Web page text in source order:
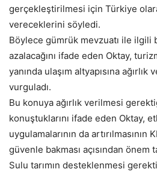
gerçekleştirilmesi için Türkiye
vereceklerini söyledi.
Böylece gümrük mevzuatı ile
azalacağını ifade eden Oktay,
yanında ulaşım altyapısına
vurguladı.
Bu konuya ağırlık verilmesi
konuştuklarını ifade eden Oktay,
uygulamalarının da artırılmasının
güvenle bakması açısından önem
Sulu tarımın desteklenmesi